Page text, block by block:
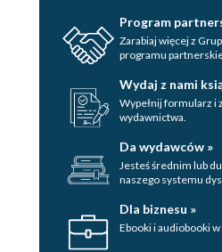
Program
Zarabiaj więcej z
programu
Wydaj z nami
Wypełnij formularz i
wydawnictwa.
Da wydawców »
Jesteś średnim lub
naszego systemu
Dla biznesu »
Ebooki i audiobooki